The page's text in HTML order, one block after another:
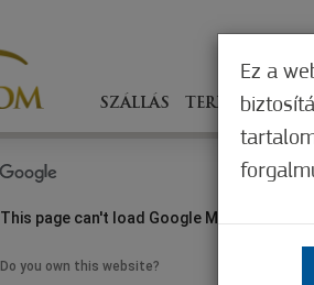
SZÁLLÁS TERÍTÉKEN
This page can't load Google Maps correctly.
Do you own this website?
Ez a